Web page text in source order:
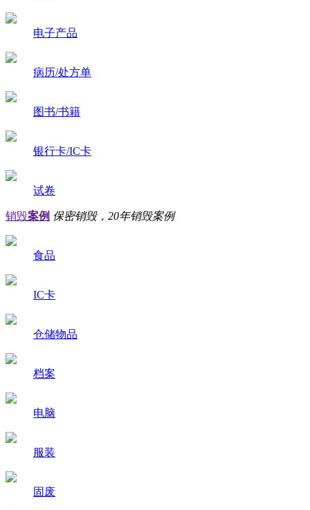
电子产品
病历/处方单
图书/书籍
银行卡/IC卡
试卷
销毁案例 保密销毁，20年销毁案例
食品
IC卡
仓储物品
档案
电脑
服装
固废